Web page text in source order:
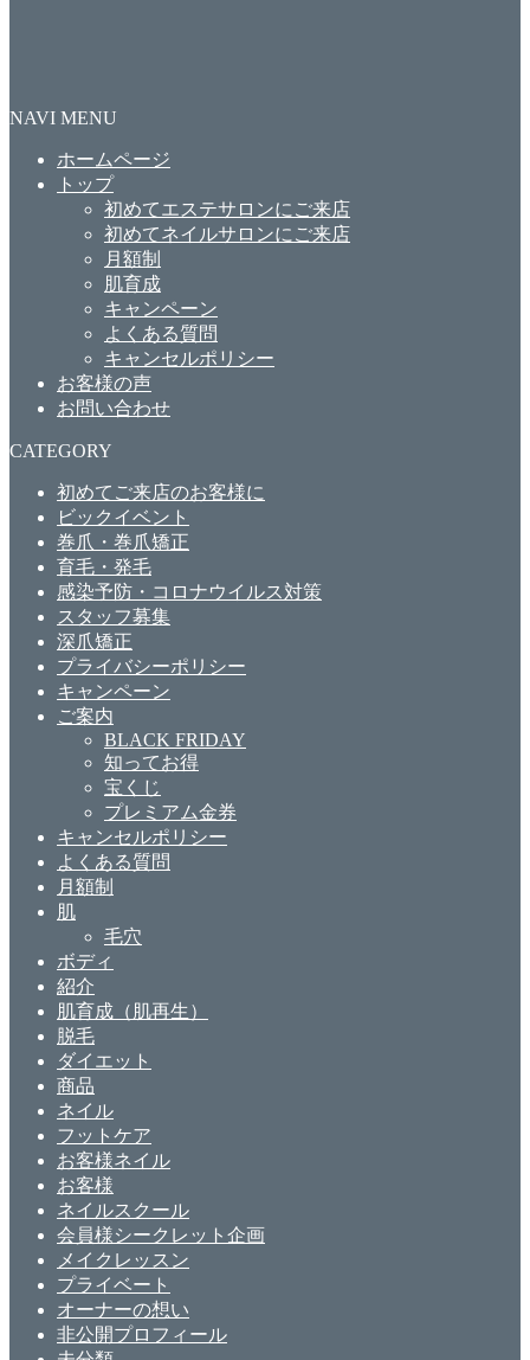
NAVI MENU
ホームページ
トップ
初めてエステサロンにご来店
初めてネイルサロンにご来店
月額制
肌育成
キャンペーン
よくある質問
キャンセルポリシー
お客様の声
お問い合わせ
CATEGORY
初めてご来店のお客様に
ビックイベント
巻爪・巻爪矯正
育毛・発毛
感染予防・コロナウイルス対策
スタッフ募集
深爪矯正
プライバシーポリシー
キャンペーン
ご案内
BLACK FRIDAY
知ってお得
宝くじ
プレミアム金券
キャンセルポリシー
よくある質問
月額制
肌
毛穴
ボディ
紹介
肌育成（肌再生）
脱毛
ダイエット
商品
ネイル
フットケア
お客様ネイル
お客様
ネイルスクール
会員様シークレット企画
メイクレッスン
プライベート
オーナーの想い
非公開プロフィール